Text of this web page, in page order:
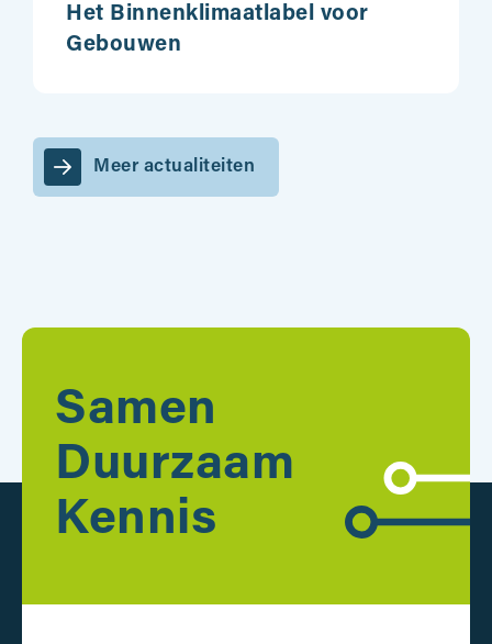
Het Binnenklimaatlabel voor
Gebouwen
Meer actualiteiten
Samen
Duurzaam
Kennis